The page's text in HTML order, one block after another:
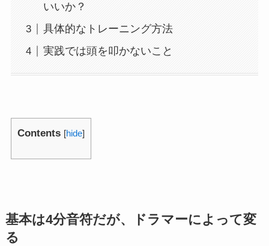
いいか？
具体的なトレーニング方法
実践では頭を叩かないこと
Contents [hide]
基本は4分音符だが、ドラマーによって変
る